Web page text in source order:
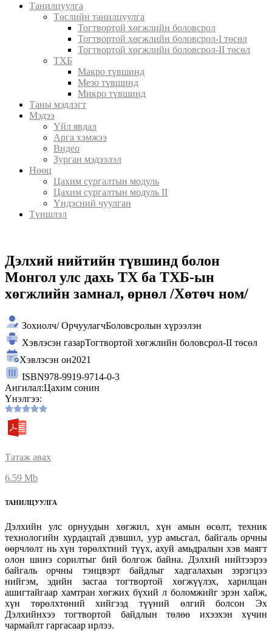
Танилцуулга
Төслийн танилцуулга
Тогтвортой хөгжлийн боловсрол
Тогтвортой хөгжлийн боловсрол-I төсөл
Тогтвортой хөгжлийн боловсрол-II төсөл
ТХБ
Макро түвшинд
Мезо түвшинд
Микро түвшинд
Таны мэдлэгт
Мэдээ
Үйл явдал
Арга хэмжээ
Видео
Зурган мэдээлэл
Нөөц
Цахим сургалтын модуль
Цахим сургалтын модуль II
Үндэсний чуулган
Түншлэл
Дэлхий нийтийн түвшинд болон
Монгол улс дахь ТХ ба ТХБ-ын
хөгжлийн замнал, өрнөл /Хөтөч ном/
Зохиолч/ ОрчуулагчБоловсролын хүрээлэн
Хэвлэсэн газарТогтвортой хөгжлийн боловсрол-II төсөл
Хэвлэсэн он2021
ISBN978-9919-9714-0-3
Ангилал:Цахим сонин
Үнэлгээ:
Татаж авах
6.59 Mb
ТАНИЛЦУУЛГА
Дэлхийн улс орнуудын хөгжил, хүн амын өсөлт, техник
технологийн хурдацтай дэвшил, уур амьсгал, байгаль орчны
өөрчлөлт нь хүн төрөлхтний түүх, ахуй амьдралын хэв маягт
олон шинэ сорилтыг бий болгож байна. Дэлхий нийтээрээ
байгаль орчны тэнцвэрт байдлыг хадгалахын зэрэгцээ
нийгэм, эдийн засгаа тогтвортой хөгжүүлэх, харилцан
ашигтайгаар хамтран хөгжих бүхий л боломжийг эрэн хайж,
хүн төрөлхтөний хийгээд түүний өлгий болсон Эх
Дэлхийнхээ тогтвортой байдлын төлөө ихээхэн хүчин
чармайлт гаргасаар ирлээ.